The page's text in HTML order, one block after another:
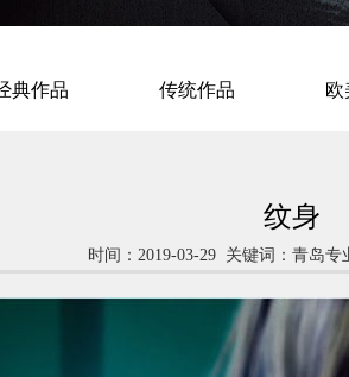
典作品 传统作品 欧
纹身
时间：2019-03-29 关键词：青岛